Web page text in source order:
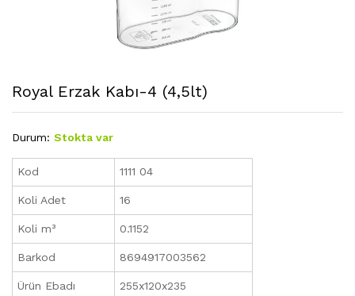
Royal Erzak Kabı-4 (4,5lt)
Durum: Stokta var
Kod 1111 04
Koli Adet 16
Koli m³ 0.1152
Barkod 8694917003562
Ürün Ebadı 255x120x235